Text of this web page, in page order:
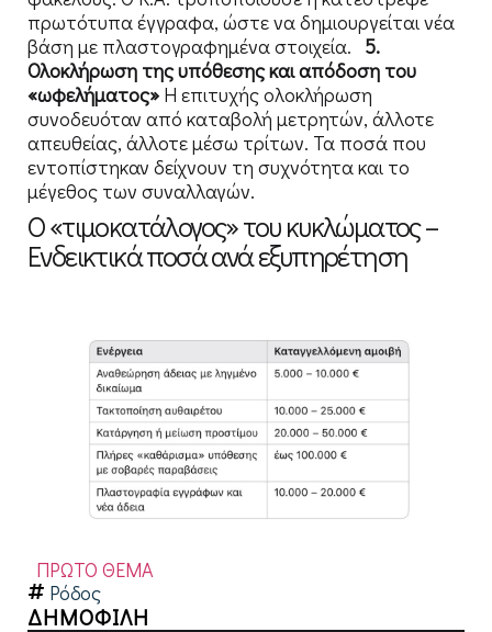
πρωτότυπα έγγραφα, ώστε να δημιουργείται νέα
βάση με πλαστογραφημένα στοιχεία. 5.
Ολοκλήρωση της υπόθεσης και απόδοση του
«ωφελήματος» Η επιτυχής ολοκλήρωση
συνοδευόταν από καταβολή μετρητών, άλλοτε
απευθείας, άλλοτε μέσω τρίτων. Τα ποσά που
εντοπίστηκαν δείχνουν τη συχνότητα και το
μέγεθος των συναλλαγών.
Ο «τιμοκατάλογος» του κυκλώματος –
Ενδεικτικά ποσά ανά εξυπηρέτηση
ΠΡΩΤΟ ΘΕΜΑ
Ρόδος
ΔΗΜΟΦΙΛΗ